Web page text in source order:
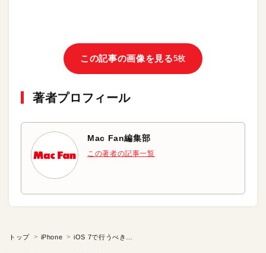
この記事の画像を見る5枚
著者プロフィール
Mac Fan編集部
この著者の記事一覧
トップ iPhone